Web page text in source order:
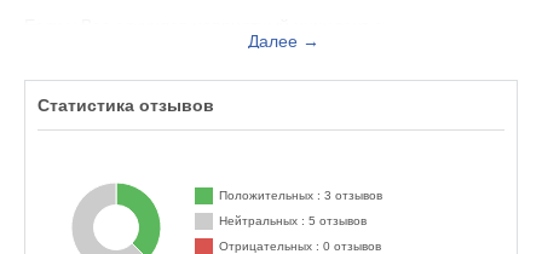
обслуживающим персоналом, Вы можете оставить жалобу
Представитель организации ответит на Ваш отзыв и примет
Пресненская наб., 12, БЦ "Башня Федерация Восток", 12, 6,
вы можете поделиться впечатлением от посещения данного
заведения с будущими посетителями.
Далее →
Статистика отзывов
Положительных : 3 отзывов
Нейтральных : 5 отзывов
Отрицательных : 0 отзывов